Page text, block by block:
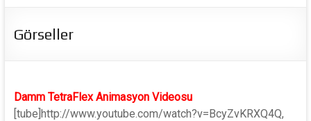
Görseller
Damm TetraFlex Animasyon Videosu
[tube]http://www.youtube.com/watch?v=BcyZvKRXQ4Q,